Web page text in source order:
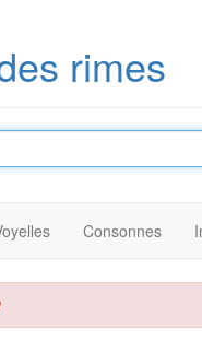
rimes
Consonnes